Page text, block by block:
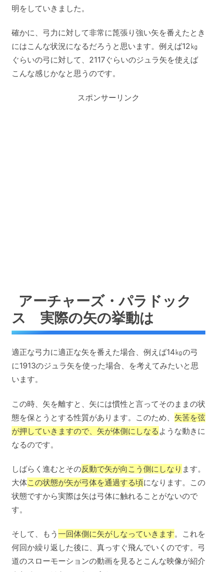
明をしていきました。
確かに、弓力に対して非常に箆張り強い矢を番えたとき
にはこんな状況になるだろうと思います。例えば12㎏
ぐらいの弓に対して、2117ぐらいのジュラ矢を使えば
こんな感じかなと思うのです。
スポンサーリンク
アーチャーズ・パラドック
ス 実際の矢の挙動は
適正な弓力に適正な矢を番えた場合、例えば14㎏の弓
に1913のジュラ矢を使った場合、を考えてみたいと思
います。
この時、矢を離すと、矢には慣性と言ってそのままの状
態を保とうとする性質があります。このため、 矢筈を弦
が押していきますので、矢が体側にしなる ような動きに
なるのです。
しばらく進むとその反動で矢が向こう側にしなり ます。
大体この状態が矢が弓体を通過する頃になります。この
状態ですから実際は矢は弓体に触れることがないので
す。
そして、もう 一回体側に矢がしなっていきます。これを
何回か繰り返した後に、真っすぐ飛んでいくのです。弓
道のスローモーションの動画を見るとこんな映像が紹介